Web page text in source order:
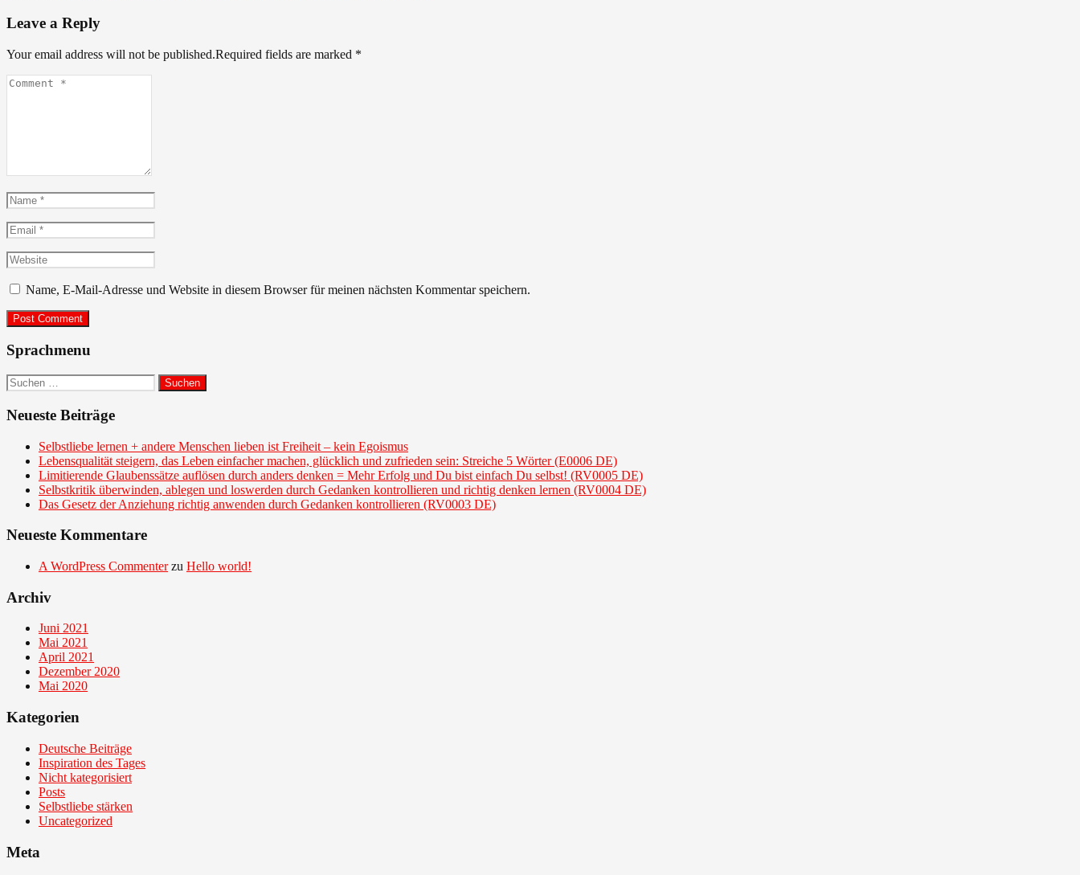
Leave a Reply
Your email address will not be published.Required fields are marked *
Comment
Name
*
Email
*
Website
Name, E-Mail-Adresse und Website in diesem Browser für meinen nächsten Kommentar speichern.
Sprachmenu
Suchen
nach:
Neueste Beiträge
Selbstliebe lernen + andere Menschen lieben ist Freiheit – kein Egoismus
Lebensqualität steigern, das Leben einfacher machen, glücklich und zufrieden sein: Streiche 5 Wörter (E0006 DE)
Limitierende Glaubenssätze auflösen durch anders denken = Mehr Erfolg und Du bist einfach Du selbst! (RV0005 DE)
Selbstkritik überwinden, ablegen und loswerden durch Gedanken kontrollieren und richtig denken lernen (RV0004 DE)
Das Gesetz der Anziehung richtig anwenden durch Gedanken kontrollieren (RV0003 DE)
Neueste Kommentare
A WordPress Commenterzu Hello world!
Archiv
Juni 2021
Mai 2021
April 2021
Dezember 2020
Mai 2020
Kategorien
Deutsche Beiträge
Inspiration des Tages
Nicht kategorisiert
Posts
Selbstliebe stärken
Uncategorized
Meta